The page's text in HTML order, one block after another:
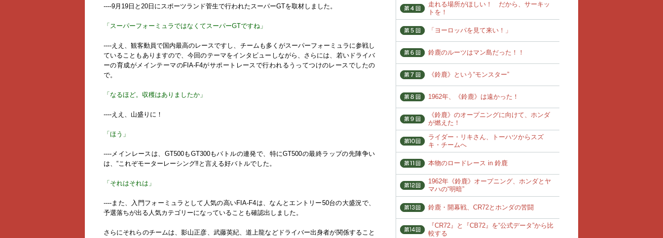
----9月19日と20日にスポーツランド菅生で行われたスーパーGTを取材しました。
「スーパーフォーミュラではなくてスーパーGTですね」
----ええ、観客動員で国内最高のレースですし、チームも多くがスーパーフォーミュラに参戦し
ていることもありますので、今回のテーマをインタビューしながら、さらには、若いドライバ
ーの育成がメインテーマのFIA-F4がサポートレースで行われるうってつけのレースでしたの
で。
「なるほど。収穫はありましたか」
----ええ、山盛りに！
「ほう」
----メインレースは、GT500もGT300もバトルの連発で、特にGT500の最終ラップの先陣争い
は、“これぞモーターレーシング‼️と言える好バトルでした。
「それはそれは」
----また、入門フォーミュラとして人気の高いFIA-F4は、なんとエントリー50台の大盛況で、
予選落ちが出る人気カテゴリーになっていることも確認出しました。
さらにそれらのチームは、影山正彦、武藤英紀、道上龍などドライバー出身者が関係すること
走れる場所がほしい！ だから、サーキッ
トを！
「ヨーロッパを見て来い！」
鈴鹿のルーツはマン島だった！！
《鈴鹿》という“モンスター”
1962年、《鈴鹿》は遠かった！
《鈴鹿》のオープニングに向けて、ホンダ
が燃えた！
ライダー・リキさん、トーハツからスズ
キ・チームへ
本物のロードレース in 鈴鹿
1962年《鈴鹿》オープニング、ホンダとヤ
マハの“明暗”
鈴鹿・開幕戦、CR72とホンダの苦闘
『CR72』と『CB72』を“公式データ”から比
較する